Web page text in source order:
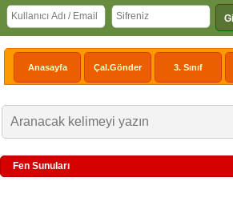
Anasayfa Çal.Gönder 3. Sınıf
Fen Sunuları